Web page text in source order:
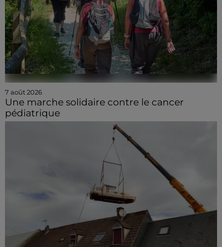
7 août 2026
Une marche solidaire contre le cancer
pédiatrique